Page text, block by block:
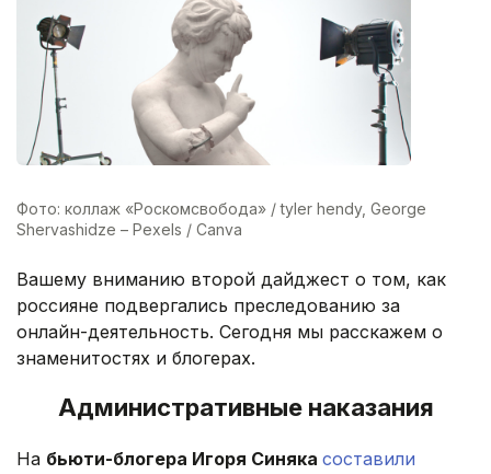
Фото: коллаж «Роскомсвобода» / tyler hendy, George
Shervashidze – Pexels / Canva
Вашему вниманию второй дайджест о том, как
россияне подвергались преследованию за
онлайн-деятельность. Сегодня мы расскажем о
знаменитостях и блогерах.
Административные наказания
На бьюти-блогера Игоря Синяка составили